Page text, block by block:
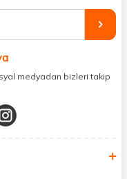
güzelliğinizi tamamlayabilir,
edici gıdalara
hızlı kargo avantajıyla
en iyi hale getiriyoruz.
şey burada!
medyadan bizleri takip